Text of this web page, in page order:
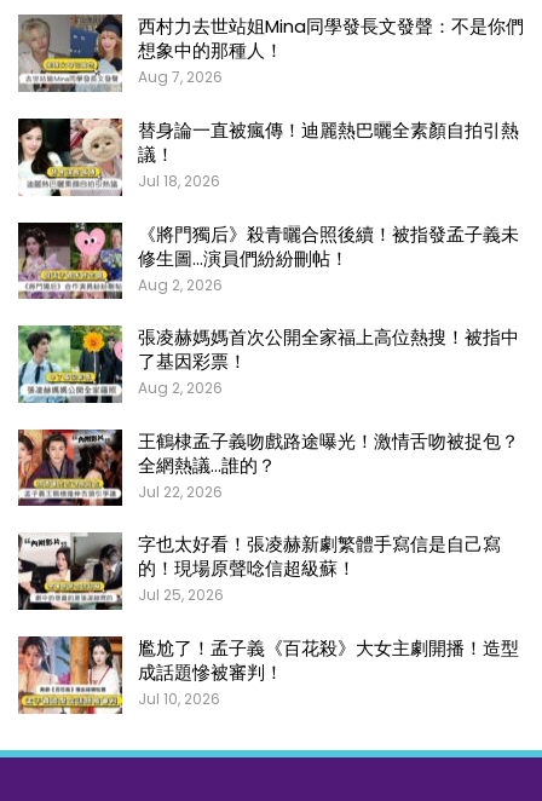
西村力去世站姐Mina同學發長文發聲：不是你們
想象中的那種人！
Aug 7, 2026
替身論一直被瘋傳！迪麗熱巴曬全素顏自拍引熱
議！
Jul 18, 2026
《將門獨后》殺青曬合照後續！被指發孟子義未
修生圖…演員們紛紛刪帖！
Aug 2, 2026
張凌赫媽媽首次公開全家福上高位熱搜！被指中
了基因彩票！
Aug 2, 2026
王鶴棣孟子義吻戲路途曝光！激情舌吻被捉包？
全網熱議…誰的？
Jul 22, 2026
字也太好看！張凌赫新劇繁體手寫信是自己寫
的！現場原聲唸信超級蘇！
Jul 25, 2026
尷尬了！孟子義《百花殺》大女主劇開播！造型
成話題慘被審判！
Jul 10, 2026